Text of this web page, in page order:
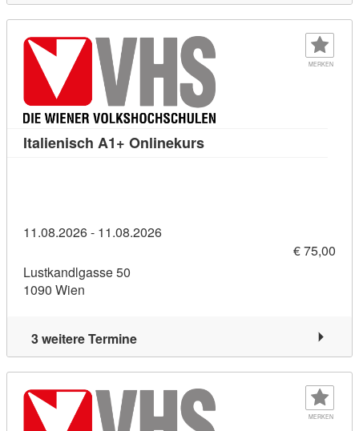
MERKEN
Italienisch A1+ OnlinekursKursdetail: Italienisch
11.08.2026 - 11.08.2026
€ 75,00
Lustkandlgasse 50
1090 Wien
3 weitere Termine
MERKEN